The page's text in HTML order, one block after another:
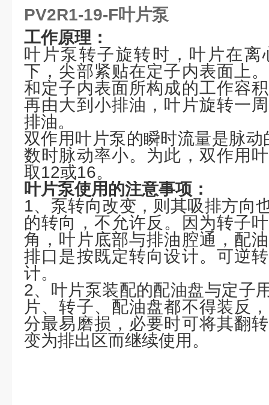
PV2R1-19-F叶片泵
工作原理：
叶片泵转子旋转时，叶片在
下，尖部紧贴在定子内表面上
和定子内表面所构成的工作容
再由大到小排油，叶片旋转一
排油。
双作用叶片泵的瞬时流量是脉
数时脉动率小。为此，双作用
取12或16。
叶片泵使用的注意事项：
1、泵转向改变，则其吸排方向
的转向，不允许反。因为转子
角，叶片底部与排油腔通，配
排口是按既定转向设计。可逆
计。
2、叶片泵装配的配油盘与定子
片、转子、配油盘都不得装反
分最易磨损，必要时可将其翻
变为排出区而继续使用。